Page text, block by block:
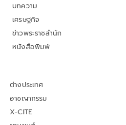
บทความ
เศรษฐกิจ
ข่าวพระราชสำนัก
หนังสือพิมพ์
ต่างประเทศ
อาชญากรรม
X-CITE